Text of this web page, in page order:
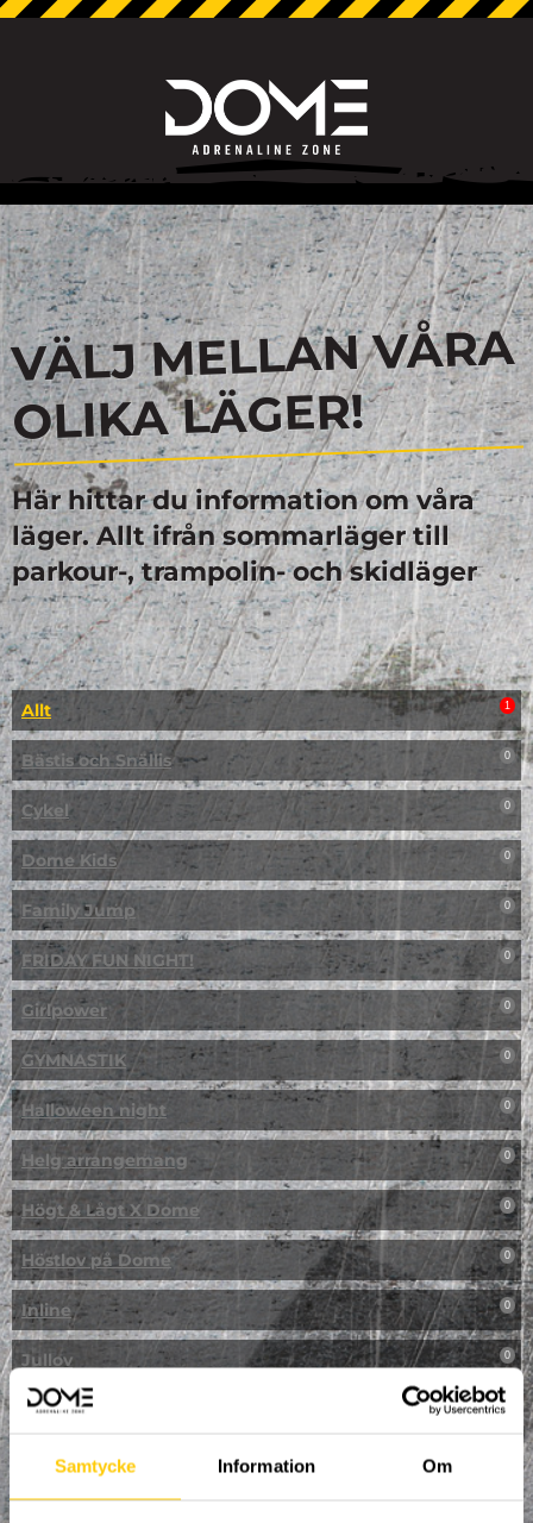
Samtycke Information Om
VÄLJ MELLAN VÅRA
OLIKA LÄGER!
Här hittar du information om våra
läger. Allt ifrån sommarläger till
parkour-, trampolin- och skidläger
Allt 1
Bästis och Snällis 0
Cykel 0
Dome Kids 0
Family Jump 0
FRIDAY FUN NIGHT! 0
Girlpower 0
GYMNASTIK 0
Halloween night 0
Helg arrangemang 0
Högt & Lågt X Dome 0
Höstlov på Dome 0
Inline 0
Jullov 0
Kampanj 0
Kickbike